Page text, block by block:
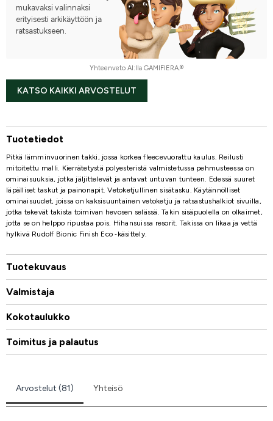
mukavaksi valinnaksi
erityisesti arkikäyttöön ja
ratsastukseen.
Yhteenveto AI:lla GAMIFIERA.®
KATSO KAIKKI ARVOSTELUT
Tuotetiedot
Pitkä lämminvuorinen takki, jossa korkea fleecevuorattu kaulus. Reilusti
mitoitettu malli. Kierrätetystä polyesteristä valmistetussa pehmusteessa on
ominaisuuksia, jotka jäljittelevät ja antavat untuvan tunteen. Edessä suuret
läpälliset taskut ja painonapit. Vetoketjullinen sisätasku. Käytännölliset
ominaisuudet, joissa on kaksisuuntainen vetoketju ja ratsastushalkiot sivuilla,
jotka tekevät takista toimivan hevosen selässä. Takin sisäpuolella on olkaimet,
jotta se on helppo ripustaa pois. Hihansuissa resorit. Takissa on likaa ja vettä
hylkivä Rudolf Bionic Finish Eco ‑käsittely.
Tuotekuvaus
Valmistaja
Kokotaulukko
Toimitus ja palautus
Arvostelut (81) Yhteisö